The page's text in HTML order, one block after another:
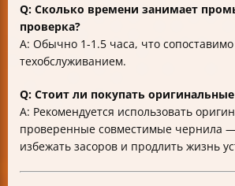
Q: Сколько времени занимает
проверка?
A: Обычно 1-1.5 часа, что
техобслуживанием.
Q: Стоит ли покупать
A: Рекомендуется использовать
проверенные совместимые чернила —
избежать засоров и продлить жизнь